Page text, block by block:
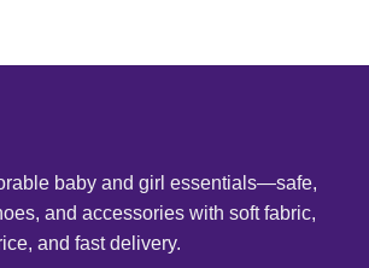
baby and girl essentials—safe,
and accessories with soft fabric,
and fast delivery.